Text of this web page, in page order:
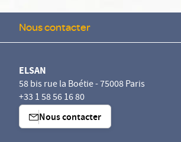
Nous contacter
ELSAN
58 bis rue la Boétie - 75008 Paris
+33 1 58 56 16 80
Nous contacter